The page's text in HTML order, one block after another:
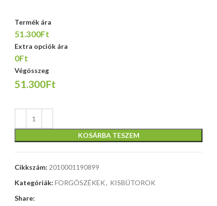
Termék ára
51.300Ft
Extra opciók ára
0Ft
Végösszeg
51.300Ft
KOSÁRBA TESZEM
Cikkszám: 2010001190899
Kategóriák: FORGÓSZÉKEK, KISBÚTOROK
Share: